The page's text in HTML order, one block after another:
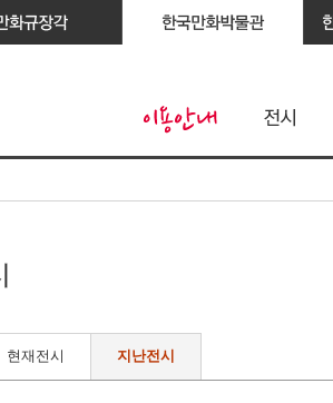
현재전시 지난전시